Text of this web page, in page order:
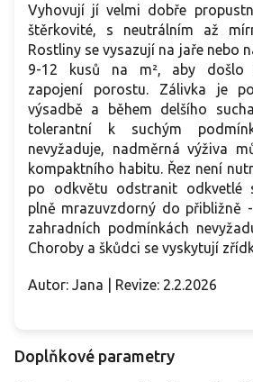
Vyhovují jí velmi dobře
štěrkovité, s neutrálním až
Rostliny se vysazují na jaře nebo
9-12 kusů na m², aby došlo
zapojení porostu. Zálivka je
výsadbě a během delšího
tolerantní k suchým
nevyžaduje, nadměrná výživa
kompaktního habitu. Řez není
po odkvětu odstranit odkvetlé
plně mrazuvzdorný do přibližně
zahradních podmínkách
Choroby a škůdci se vyskytují
Autor: Jana | Revize: 2.2.2026
Doplňkové parametry